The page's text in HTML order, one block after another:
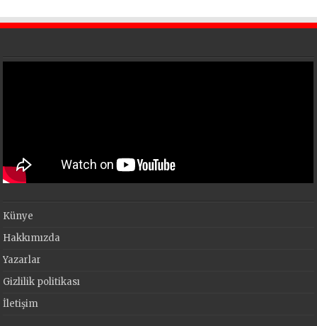
Künye
Hakkımızda
Yazarlar
Gizlilik politikası
İletişim